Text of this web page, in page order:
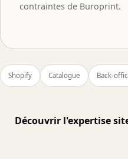
contraintes de Buroprint.
Shopify Catalogue Back-
Découvrir l'expertise